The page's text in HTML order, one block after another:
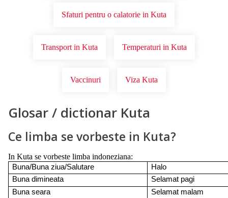
Sfaturi pentru o calatorie in Kuta
Transport in Kuta Temperaturi in Kuta
Vaccinuri Viza Kuta
Glosar / dictionar Kuta
Ce limba se vorbeste in Kuta?
In Kuta se vorbeste limba indoneziana:
Buna/Buna ziua/Salutare
Halo
Buna dimineata
Selamat pagi
Buna seara
Selamat malam